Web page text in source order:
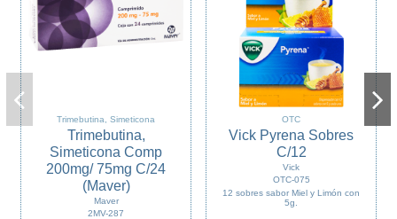
Trimebutina, Simeticona
Trimebutina,
Simeticona Comp
200mg/ 75mg C/24
(Maver)
Maver
2MV-287
OTC
Vick Pyrena Sobres
C/12
Vick
OTC-075
12 sobres sabor Miel y Limón con
5g.